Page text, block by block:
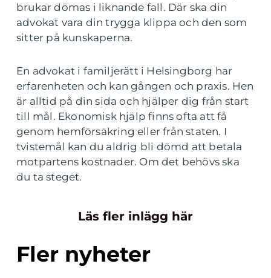
brukar dömas i liknande fall. Där ska din
advokat vara din trygga klippa och den som
sitter på kunskaperna.
En advokat i familjerätt i Helsingborg har
erfarenheten och kan gången och praxis. Hen
är alltid på din sida och hjälper dig från start
till mål. Ekonomisk hjälp finns ofta att få
genom hemförsäkring eller från staten. I
tvistemål kan du aldrig bli dömd att betala
motpartens kostnader. Om det behövs ska
du ta steget.
Läs fler inlägg här
Fler nyheter